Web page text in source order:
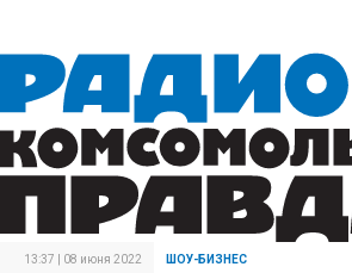
13:37 | 08 июня 2022 ШОУ-БИЗНЕС